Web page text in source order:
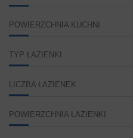
POWIERZCHNIA KUCHNI
TYP ŁAZIENKI
LICZBA ŁAZIENEK
POWIERZCHNIA ŁAZIENKI